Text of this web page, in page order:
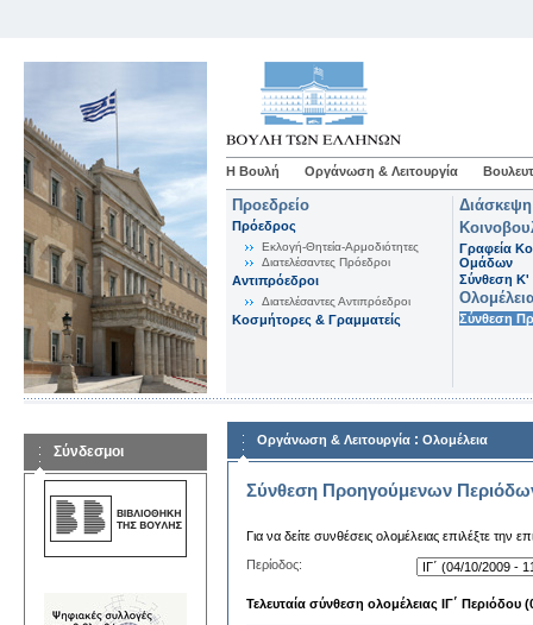
Η Βουλή Οργάνωση & Λειτουργία
Προεδρείο
Πρόεδρος
Εκλογή-Θητεία-Αρμοδιότητες
Διατελέσαντες Πρόεδροι
Αντιπρόεδροι
Διατελέσαντες Αντιπρόεδροι
Κοσμήτορες & Γραμματείς
Γραφεία
Ομάδων
Σύνθεση K'
Σύνθεση
Σύνδεσμοι
Οργάνωση & Λειτουργία : Ολομέλεια
Σύνθεση Προηγούμενων
Για να δείτε συνθέσεις ολομέλειας επιλέξτε την
Περίοδος:
Τελευταία σύνθεση ολομέλειας ΙΓ΄ Περιόδου